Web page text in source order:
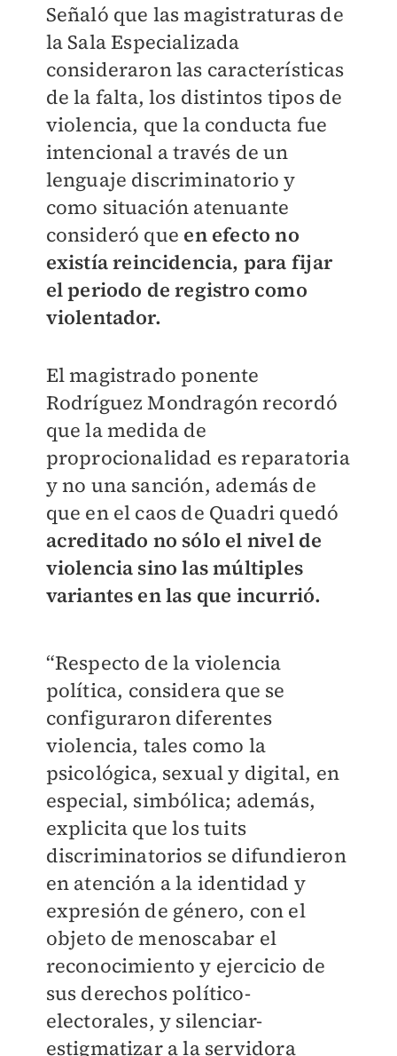
Señaló que las magistraturas de
la Sala Especializada
consideraron las características
de la falta, los distintos tipos de
violencia, que la conducta fue
intencional a través de un
lenguaje discriminatorio y
como situación atenuante
consideró que en efecto no
existía reincidencia, para fijar
el periodo de registro como
violentador.
El magistrado ponente
Rodríguez Mondragón recordó
que la medida de
proprocionalidad es reparatoria
y no una sanción, además de
que en el caos de Quadri quedó
acreditado no sólo el nivel de
violencia sino las múltiples
variantes en las que incurrió.
“Respecto de la violencia
política, considera que se
configuraron diferentes
violencia, tales como la
psicológica, sexual y digital, en
especial, simbólica; además,
explicita que los tuits
discriminatorios se difundieron
en atención a la identidad y
expresión de género, con el
objeto de menoscabar el
reconocimiento y ejercicio de
sus derechos político-
electorales, y silenciar-
estigmatizar a la servidora